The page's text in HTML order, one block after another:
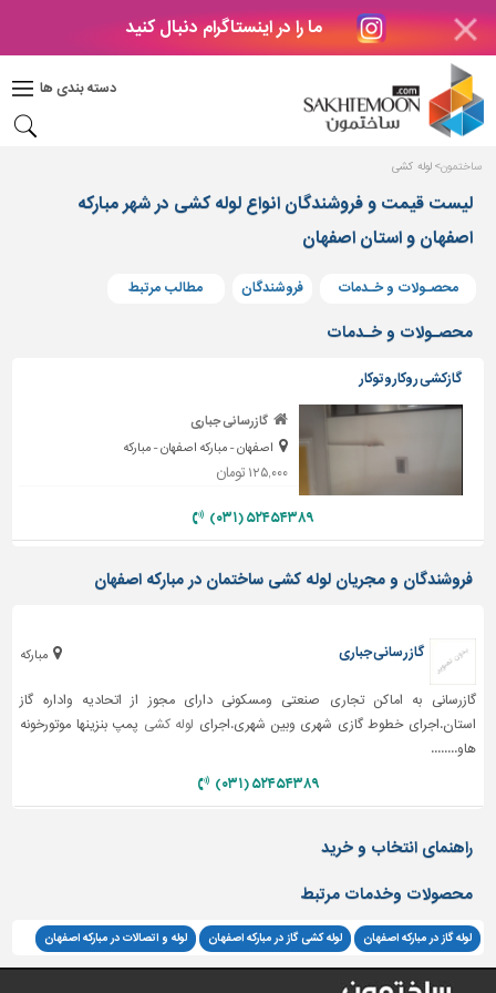
ما را در اینستاگرام دنبال کنید
دسته بندی ها
دکوراسیون
بتن
های
بتنی
درب
پنجره
مصالح
پله،
نرده
حفاظ
سنگ
و
ماشین
برقی،روشنایی،ایمنی
سازی
نما
ساخت
و
ساز
ساختمون لوله کشی
لیست قیمت و فروشندگان انواع لوله کشی در شهر مبارکه
اصفهان و استان اصفهان
محصـولات و خـدمات فروشندگان مطالب مرتبط
محصـولات و خـدمات
گازکشی روکاروتوکار
گازرسانی جباری
اصفهان - مبارکه اصفهان - مبارکه
۱۲۵,۰۰۰ تومان
۵۲۴۵۴۳۸۹ (۰۳۱)
فروشندگان و مجریان لوله کشی ساختمان در مبارکه اصفهان
مبارکه گازرسانی جباری
گازرسانی به اماکن تجاری صنعتی ومسکونی دارای مجوز از اتحادیه واداره گاز
استان.اجرای خطوط گازی شهری وبین شهری.اجرای لوله کشی پمپ بنزینها موتورخونه
هاو........
۵۲۴۵۴۳۸۹ (۰۳۱)
راهنمای انتخاب و خرید
محصولات وخدمات مرتبط
لوله گاز در مبارکه اصفهان لوله کشی گاز در مبارکه اصفهان لوله و اتصالات در مبارکه اصفهان